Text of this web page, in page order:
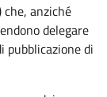
anziché
delegare
pubblicazione di